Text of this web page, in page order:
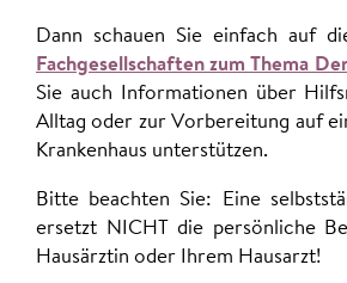
Dann schauen Sie einfach auf
Fachgesellschaften zum Thema
Sie auch Informationen über
Alltag oder zur Vorbereitung auf
Krankenhaus unterstützen.
Bitte beachten Sie: Eine
ersetzt NICHT die persönliche
Hausärztin oder Ihrem Hausarzt!